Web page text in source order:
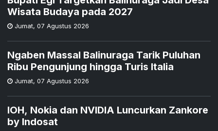
Wisata Budaya pada 2027
Jumat, 07 Agustus 2026
Ngaben Massal Balinuraga Tarik Puluhan
Ribu Pengunjung hingga Turis Italia
Jumat, 07 Agustus 2026
IOH, Nokia dan NVIDIA Luncurkan Zankore
by Indosat